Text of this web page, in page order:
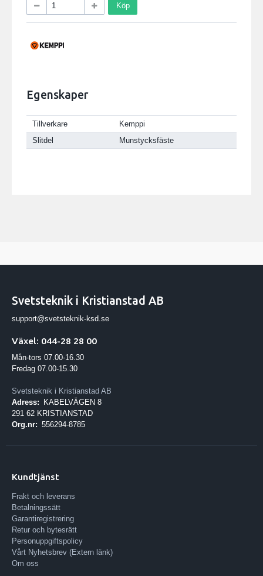
Köp
Egenskaper
Tillverkare
Kemppi
Slitdel
Munstycksfäste
Svetsteknik i Kristianstad AB
support@svetsteknik-ksd.se
Växel: 044-28 28 00
Mån-tors 07.00-16.30
Fredag 07.00-15.30
Svetsteknik i Kristianstad AB
Adress:
KABELVÄGEN 8
291 62 KRISTIANSTAD
Org.nr: 556294-8785
Kundtjänst
Frakt och leverans
Betalningssätt
Garantiregistrering
Retur och bytesrätt
Personuppgiftspolicy
Vårt Nyhetsbrev (Extern länk)
Om oss